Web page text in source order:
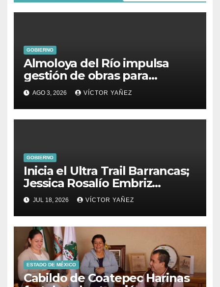
GOBIERNO
Almoloya del Río impulsa
gestión de obras para
fortalecer el desarrollo del
municipio
AGO 3, 2026 VÍCTOR YAÑEZ
GOBIERNO
Inicia el Ultra Trail Barrancas;
Jessica Rosalío Embriz
impulsa el deporte y el
turismo en Ixtapan de la Sal
JUL 18, 2026 VÍCTOR YAÑEZ
ESTADO DE MÉXICO
Cabildo de Coatepec Harinas